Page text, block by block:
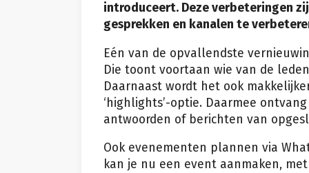
introduceert. Deze verbeteringen
gesprekken en kanalen te
Eén van de opvallendste
Die toont voortaan wie van de
Daarnaast wordt het ook
‘highlights’-optie. Daarmee
antwoorden of berichten van
Ook evenementen plannen via
kan je nu een event aanmaken,